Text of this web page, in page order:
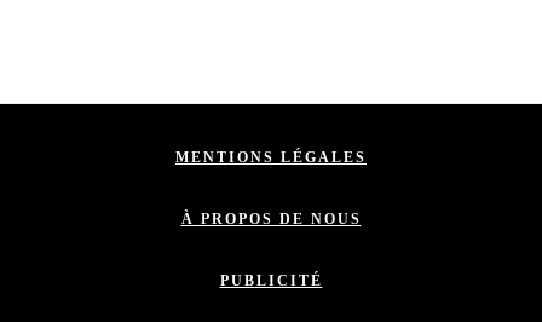
MENTIONS LÉGALES
À PROPOS DE NOUS
PUBLICITÉ